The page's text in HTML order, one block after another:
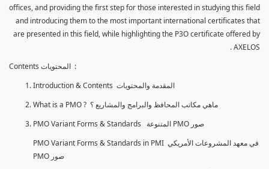
offices, and providing the first step for those interested in studying this field
and introducing them to the most important international certificates that
are presented in this field, while highlighting the P3O certificate offered by
AXELOS .
Contents المحتويات :
Introduction & Contents المقدمة والمحتويات
What is a PMO ? ماهي مكاتب المحافظ والبرامج والمشاريع ؟
PMO Variant Forms & Standards المتنوعة PMO صور
PMO Variant Forms & Standards in PMI في معهد المشروعات الأمريكي
PMO صور